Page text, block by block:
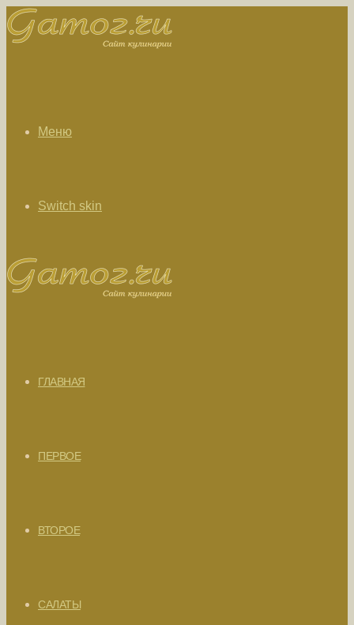
Меню
Switch skin
ГЛАВНАЯ
ПЕРВОЕ
ВТОРОЕ
САЛАТЫ